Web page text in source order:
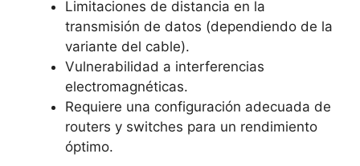
Limitaciones de distancia en la
transmisión de datos (dependiendo de la
variante del cable).
Vulnerabilidad a interferencias
electromagnéticas.
Requiere una configuración adecuada de
routers y switches para un rendimiento
óptimo.